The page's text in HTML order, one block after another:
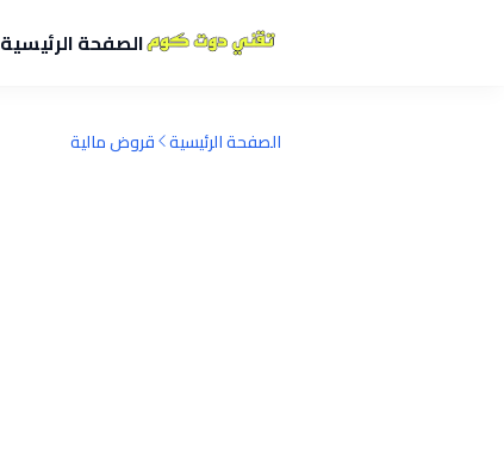
الصفحة الرئيسية
الصفحة الرئيسية قروض مالية